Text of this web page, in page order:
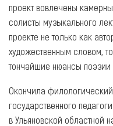
проект вовлечены
солисты музыкального
проекте не только как
художественным словом,
тончайшие нюансы поэзии
Окончила филологический
государственного
в Ульяновской областной